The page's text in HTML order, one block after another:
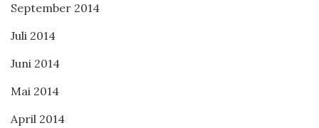
September 2014
Juli 2014
Juni 2014
Mai 2014
April 2014